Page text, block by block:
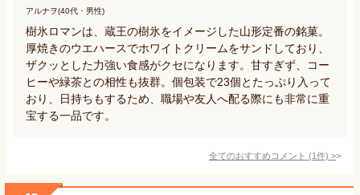
アルナヲ(40代・男性)
樹氷ロマンは、蔵王の樹氷をイメージした山形定番の銘菓。
厚焼きのウエハースでホワイトクリームをサンドしており、
ザクッとした力強い食感がクセになります。甘すぎず、コー
ヒーや緑茶との相性も抜群。個包装で23個とたっぷり入って
おり、日持ちもするため、職場や友人へ配る際にも非常に重
宝する一品です。
全てのおすすめコメント (1件) >